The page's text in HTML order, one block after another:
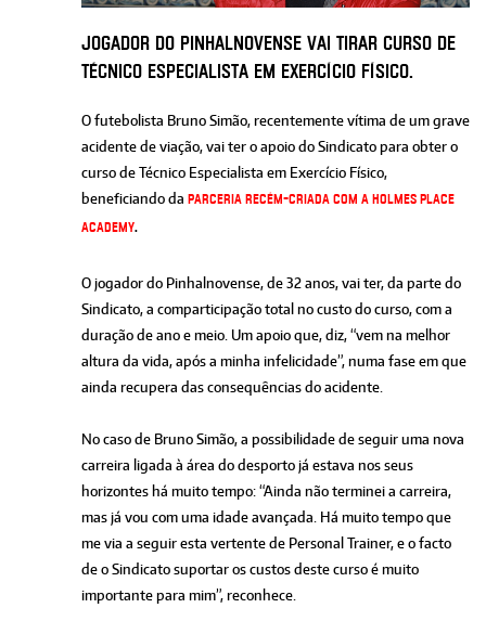
Jogador do Pinhalnovense vai tirar curso de
Técnico Especialista em Exercício Físico.
O futebolista Bruno Simão, recentemente vítima de um grave
acidente de viação, vai ter o apoio do Sindicato para obter o
curso de Técnico Especialista em Exercício Físico,
beneficiando da parceria recém-criada com a Holmes Place
Academy.
O jogador do Pinhalnovense, de 32 anos, vai ter, da parte do
Sindicato, a comparticipação total no custo do curso, com a
duração de ano e meio. Um apoio que, diz, “vem na melhor
altura da vida, após a minha infelicidade”, numa fase em que
ainda recupera das consequências do acidente.
No caso de Bruno Simão, a possibilidade de seguir uma nova
carreira ligada à área do desporto já estava nos seus
horizontes há muito tempo: “Ainda não terminei a carreira,
mas já vou com uma idade avançada. Há muito tempo que
me via a seguir esta vertente de Personal Trainer, e o facto
de o Sindicato suportar os custos deste curso é muito
importante para mim”, reconhece.